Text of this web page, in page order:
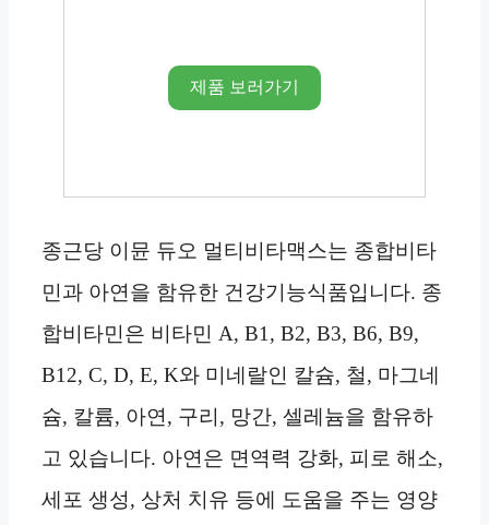
제품 보러가기
종근당 이뮨 듀오 멀티비타맥스는 종합비타
민과 아연을 함유한 건강기능식품입니다. 종
합비타민은 비타민 A, B1, B2, B3, B6, B9,
B12, C, D, E, K와 미네랄인 칼슘, 철, 마그네
슘, 칼륨, 아연, 구리, 망간, 셀레늄을 함유하
고 있습니다. 아연은 면역력 강화, 피로 해소,
세포 생성, 상처 치유 등에 도움을 주는 영양